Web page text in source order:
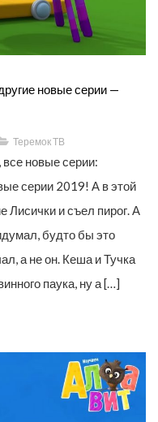
новые серии —
Теремок ТВ
новые серии:
серии 2019! А в этой
Лисички и съел пирог. А
будто бы это
а не он. Кеша и Тучка
паука, ну а […]